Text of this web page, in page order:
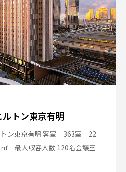
トン東京有明
ン東京有明 客室 363室 22
最大収容人数 120名会議室